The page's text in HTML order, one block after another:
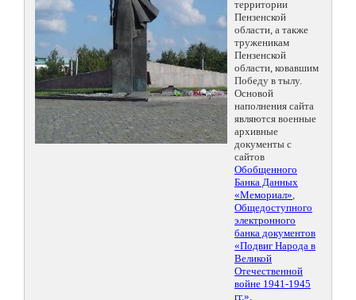
территории
Пензенской
области, а также
труженикам
Пензенской
области, ковавшим
Победу в тылу.
Основой
наполнения сайта
являются военные
архивные
документы с
сайтов
Обобщенного
Банка Данных
«Мемориал»,
Общедоступного
электронного
банка документов
«Подвиг Народа в
Великой
Отечественной
войне 1941-1945
гг.»,